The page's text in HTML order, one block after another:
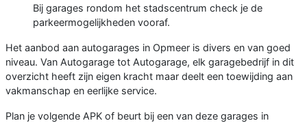
Bij garages rondom het stadscentrum check je de
parkeermogelijkheden vooraf.
Het aanbod aan autogarages in Opmeer is divers en van goed
niveau. Van Autogarage tot Autogarage, elk garagebedrijf in dit
overzicht heeft zijn eigen kracht maar deelt een toewijding aan
vakmanschap en eerlijke service.
Plan je volgende APK of beurt bij een van deze garages in